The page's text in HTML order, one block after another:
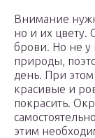
Внимание
но и их цвету.
брови. Но не у
природы,
день. При этом
красивые и
покрасить.
этим